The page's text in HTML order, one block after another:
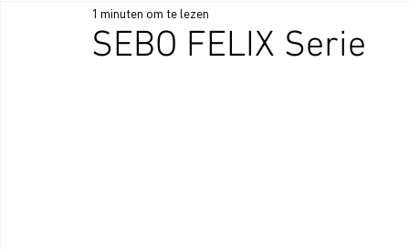
SEBO FELIX Serie
1 minuten om te lezen